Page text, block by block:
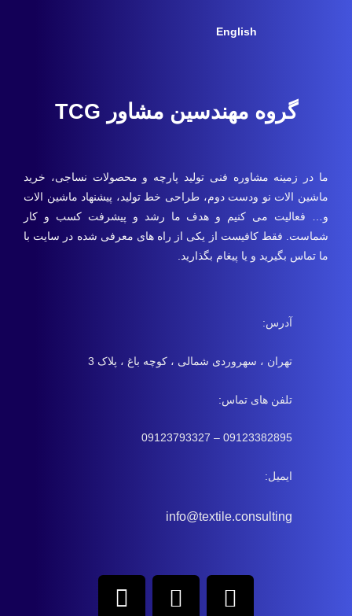
English
گروه مهندسین مشاور TCG
ما در زمینه مشاوره فنی تولید پارچه و محصولات نساجی، خرید
ماشین الات نو ودست دوم، طراحی خط تولید، پیشنهاد ماشین الات
و… فعالیت می کنیم و هدف ما رشد و پیشرفت کسب و کار
شماست. فقط کافیست از یکی از راه های معرفی شده در سایت با
ما تماس بگیرید و یا پیغام بگذارید.
آدرس:
تهران ، سهروردی شمالی ، کوچه باغ ، پلاک 3
تلفن های تماس:
09123382895 – 09123793327
ایمیل:
info@textile.consulting